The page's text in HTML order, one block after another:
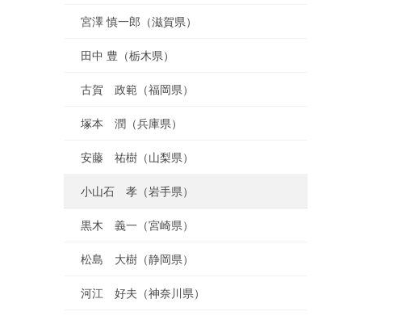
宮澤 慎一郎（滋賀県）
田中 豊（栃木県）
古賀 政範（福岡県）
塚本 潤（兵庫県）
安藤 祐樹（山梨県）
小山石 孝（岩手県）
黒木 義一（宮崎県）
松島 大樹（静岡県）
河江 好夫（神奈川県）